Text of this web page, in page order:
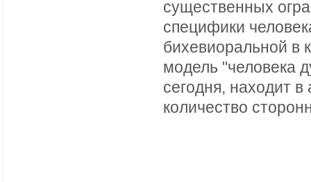
существенных
специфики
бихевиоральной в
модель "человека
сегодня, находит
количество